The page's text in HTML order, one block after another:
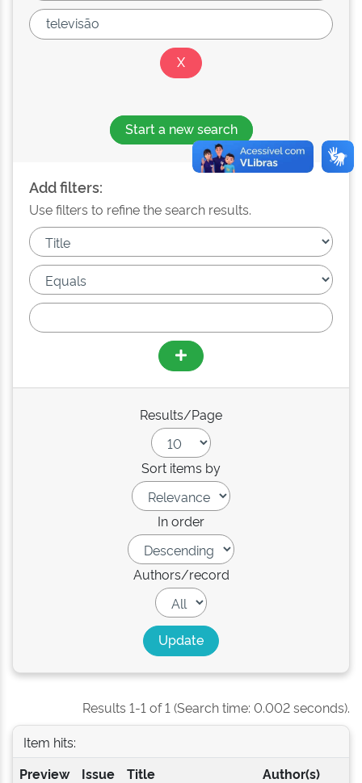
Start a new search
Add filters:
Use filters to refine the search results.
Results/Page
Sort items by
In order
Authors/record
Results 1-1 of 1 (Search time: 0.002 seconds).
Item hits:
Preview
Issue
Title Author(s)